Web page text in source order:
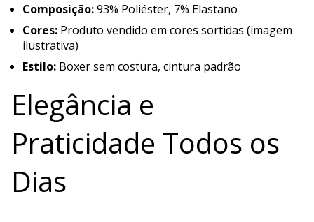
Composição:93% Poliéster, 7% Elastano
Cores: Produto vendido em cores sortidas (imagem
ilustrativa)
Estilo: Boxer sem costura, cintura padrão
Elegância e
Praticidade Todos os
Dias